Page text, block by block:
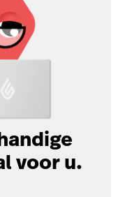
voor u.